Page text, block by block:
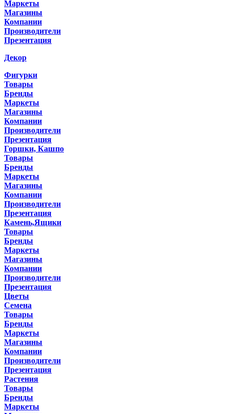
Маркеты
Магазины
Компании
Производители
Презентация
Декор
Фигурки
Товары
Бренды
Маркеты
Магазины
Компании
Производители
Презентация
Горшки, Кашпо
Товары
Бренды
Маркеты
Магазины
Компании
Производители
Презентация
Камень,Ящики
Товары
Бренды
Маркеты
Магазины
Компании
Производители
Презентация
Цветы
Семена
Товары
Бренды
Маркеты
Магазины
Компании
Производители
Презентация
Растения
Товары
Бренды
Маркеты